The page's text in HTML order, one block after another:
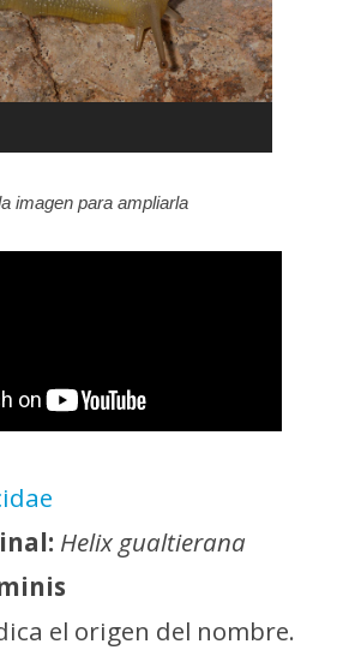
imagen para ampliarla
Helix gualtierana
el origen del nombre.